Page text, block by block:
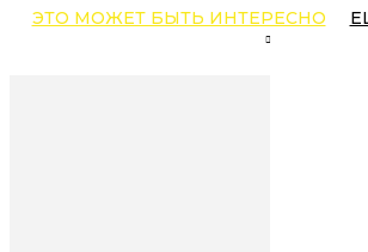
ЭТО МОЖЕТ БЫТЬ ИНТЕРЕСНО